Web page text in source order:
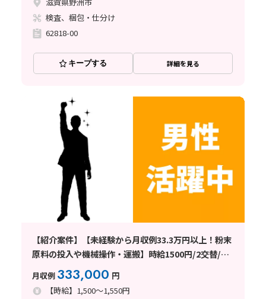
滋賀県野洲市
検査、梱包・仕分け
62818-00
キープする 詳細を見る
【紹介案件】【未経験から月収例33.3万円以上！粉末
原料の投入や機械操作・運搬】時給1500円/2交替/石
川県能美市能美/4勤2休のシフト制/寮完備/昇給あり
でさらに収入UP♪
月収例 333,000 円
【時給】1,500～1,550円